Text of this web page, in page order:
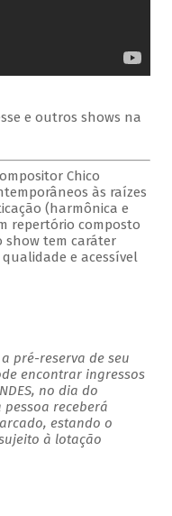
e outros shows na
Chico
às raízes
(harmônica e
repertório composto
show tem caráter
e acessível
pré-reserva de seu
encontrar ingressos
no dia do
receberá
estando o
à lotação